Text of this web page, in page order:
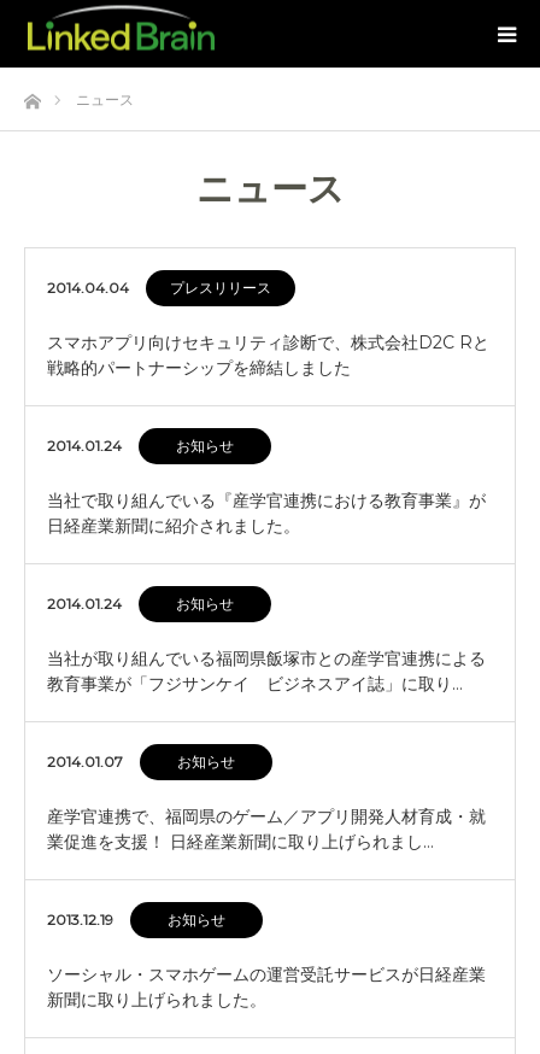
ホームニュース
ニュース
2014.04.04 プレスリリース
スマホアプリ向けセキュリティ診断で、株式会社D2C Rと
戦略的パートナーシップを締結しました
2014.01.24 お知らせ
当社で取り組んでいる『産学官連携における教育事業』が
日経産業新聞に紹介されました。
2014.01.24 お知らせ
当社が取り組んでいる福岡県飯塚市との産学官連携による
教育事業が「フジサンケイ ビジネスアイ誌」に取り…
2014.01.07 お知らせ
産学官連携で、福岡県のゲーム／アプリ開発人材育成・就
業促進を支援！ 日経産業新聞に取り上げられまし…
2013.12.19 お知らせ
ソーシャル・スマホゲームの運営受託サービスが日経産業
新聞に取り上げられました。